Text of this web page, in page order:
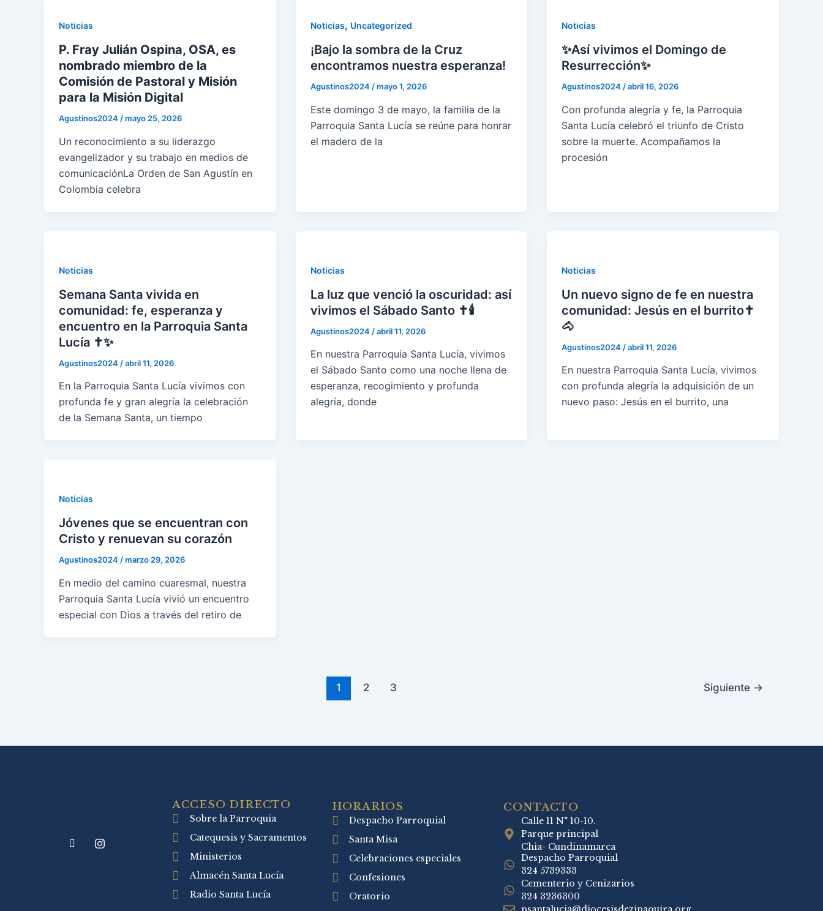
Noticias
P. Fray Julián Ospina, OSA, es
nombrado miembro de la
Comisión de Pastoral y Misión
para la Misión Digital
Agustinos2024 /mayo 25, 2026
Un reconocimiento a su liderazgo
evangelizador y su trabajo en medios de
comunicaciónLa Orden de San Agustín en
Colombia celebra
Noticias, Uncategorized
¡Bajo la sombra de la Cruz
encontramos nuestra esperanza!
Agustinos2024 /mayo 1, 2026
Este domingo 3 de mayo, la familia de la
Parroquia Santa Lucía se reúne para honrar
el madero de la
Noticias
✨Así vivimos el Domingo de
Resurrección✨
Agustinos2024 /abril 16, 2026
Con profunda alegría y fe, la Parroquia
Santa Lucía celebró el triunfo de Cristo
sobre la muerte. Acompañamos la
procesión
Noticias
Semana Santa vivida en
comunidad: fe, esperanza y
encuentro en la Parroquia Santa
Lucía ✝✨
Agustinos2024 /abril 11, 2026
En la Parroquia Santa Lucía vivimos con
profunda fe y gran alegría la celebración
de la Semana Santa, un tiempo
Noticias
La luz que venció la oscuridad: así
vivimos el Sábado Santo ✝🕯
Agustinos2024 /abril 11, 2026
En nuestra Parroquia Santa Lucía, vivimos
el Sábado Santo como una noche llena de
esperanza, recogimiento y profunda
alegría, donde
Noticias
Un nuevo signo de fe en nuestra
comunidad: Jesús en el burrito✝
🐴
Agustinos2024 /abril 11, 2026
En nuestra Parroquia Santa Lucía, vivimos
con profunda alegría la adquisición de un
nuevo paso: Jesús en el burrito, una
Noticias
Jóvenes que se encuentran con
Cristo y renuevan su corazón
Agustinos2024 /marzo 29, 2026
En medio del camino cuaresmal, nuestra
Parroquia Santa Lucía vivió un encuentro
especial con Dios a través del retiro de
1 2 3 Siguiente →
ACCESO DIRECTO
Sobre la Parroquia
Catequesis y Sacramentos
Ministerios
Almacén Santa Lucía
Radio Santa Lucía
HORARIOS
Despacho Parroquial
Santa Misa
Celebraciones especiales
Confesiones
Oratorio
CONTACTO
Calle 11 N° 10-10.
Parque principal
Chia- Cundinamarca
Despacho Parroquial
324 5739333
Cementerio y Cenizarios
324 3236300